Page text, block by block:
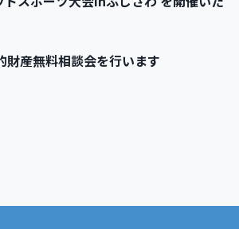
財産無料相談会を行います